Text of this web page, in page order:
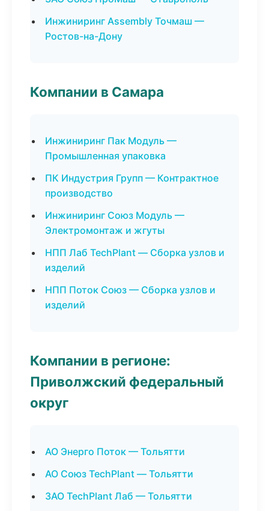
Инжиниринг Assembly Точмаш —
Ростов-на-Дону
Компании в Самара
Инжиниринг Пак Модуль —
Промышленная упаковка
ПК Индустрия Групп — Контрактное
производство
Инжиниринг Союз Модуль —
Электромонтаж и жгуты
НПП Лаб TechPlant — Сборка узлов и
изделий
НПП Поток Союз — Сборка узлов и
изделий
Компании в регионе:
Приволжский федеральный
округ
АО Энерго Поток — Тольятти
АО Союз TechPlant — Тольятти
ЗАО TechPlant Лаб — Тольятти